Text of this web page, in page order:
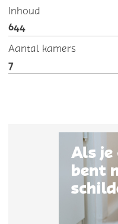
Inhoud
644
Aantal kamers
7